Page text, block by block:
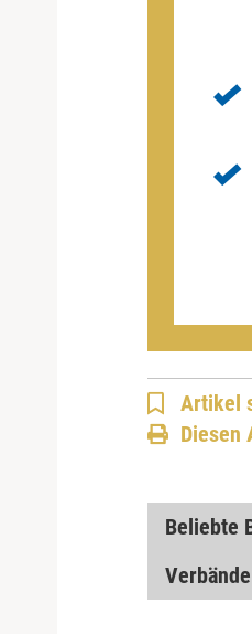
Artikel
Diesen
Beliebte
Verbände